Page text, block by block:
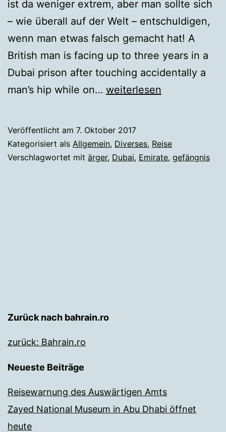
ist da weniger extrem, aber man sollte sich
– wie überall auf der Welt – entschuldigen,
wenn man etwas falsch gemacht hat! A
British man is facing up to three years in a
Dubai prison after touching accidentally a
man’s hip while on… Urlaub
Emiraten
ist
weiterlesen
Veröffentlicht am 7. Oktober 2017
Kategorisiert als Allgemein, Diverses, Reise
Verschlagwortet mit ärger, Dubai, Emirate, gefängnis
Zurück nach bahrain.ro
zurück: Bahrain.ro
Neueste Beiträge
Reisewarnung des Auswärtigen Amts
Zayed National Museum in Abu Dhabi öffnet
heute